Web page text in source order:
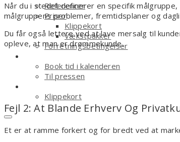
Referencer
Priser
Klippekort
Vækstpakker
Forretningsbetingelser
Book tid i kalenderen
Til pressen
Klippekort
Ingen varer i kurven.
Når du i stedet definerer en specifik
målgruppens problemer, fremtidsplaner og
Du får også lettere ved at lave mersalg til
opleve, at man er drømmekunde.
Fejl 2: At Blande Erhverv Og
Et er at ramme forkert og for bredt ved at